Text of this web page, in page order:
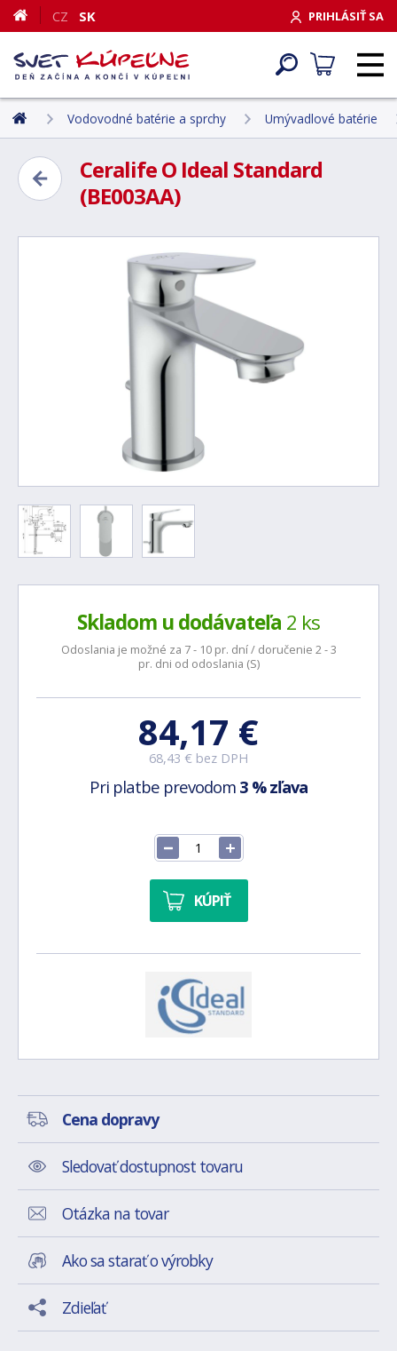
PRIHLÁSIŤ SA
CZ SK
Vodovodné batérie a sprchy Umývadlové batérie
Ceralife O Ideal Standard
(BE003AA)
Skladom u dodávateľa 2 ks
Odoslania je možné za 7 - 10 pr. dní / doručenie 2 - 3
pr. dni od odoslania (S)
84,17 €
68,43 € bez DPH
Pri platbe prevodom 3 % zľava
KÚPIŤ
Cena dopravy
Sledovať dostupnost tovaru
Otázka na tovar
Ako sa starať o výrobky
Zdieľať